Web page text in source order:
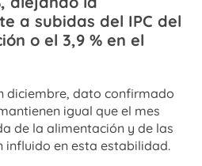
a subidas del IPC del
o el 3,9 % en el
diciembre, dato confirmado
igual que el mes
de la alimentación y de las
influido en esta estabilidad.